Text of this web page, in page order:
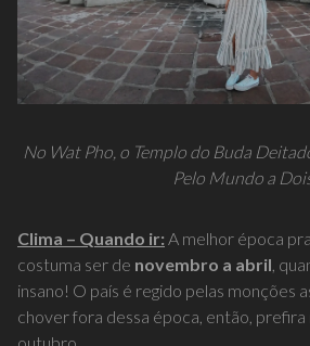
No Wat Pho, o Templo do Buda
Pelo Mundo a
Clima – Quando ir: A melhor época
costuma ser de novembro a abril ,
insano! O país é regido pelas monções
chover fora dessa época, então, prefira
outubro.